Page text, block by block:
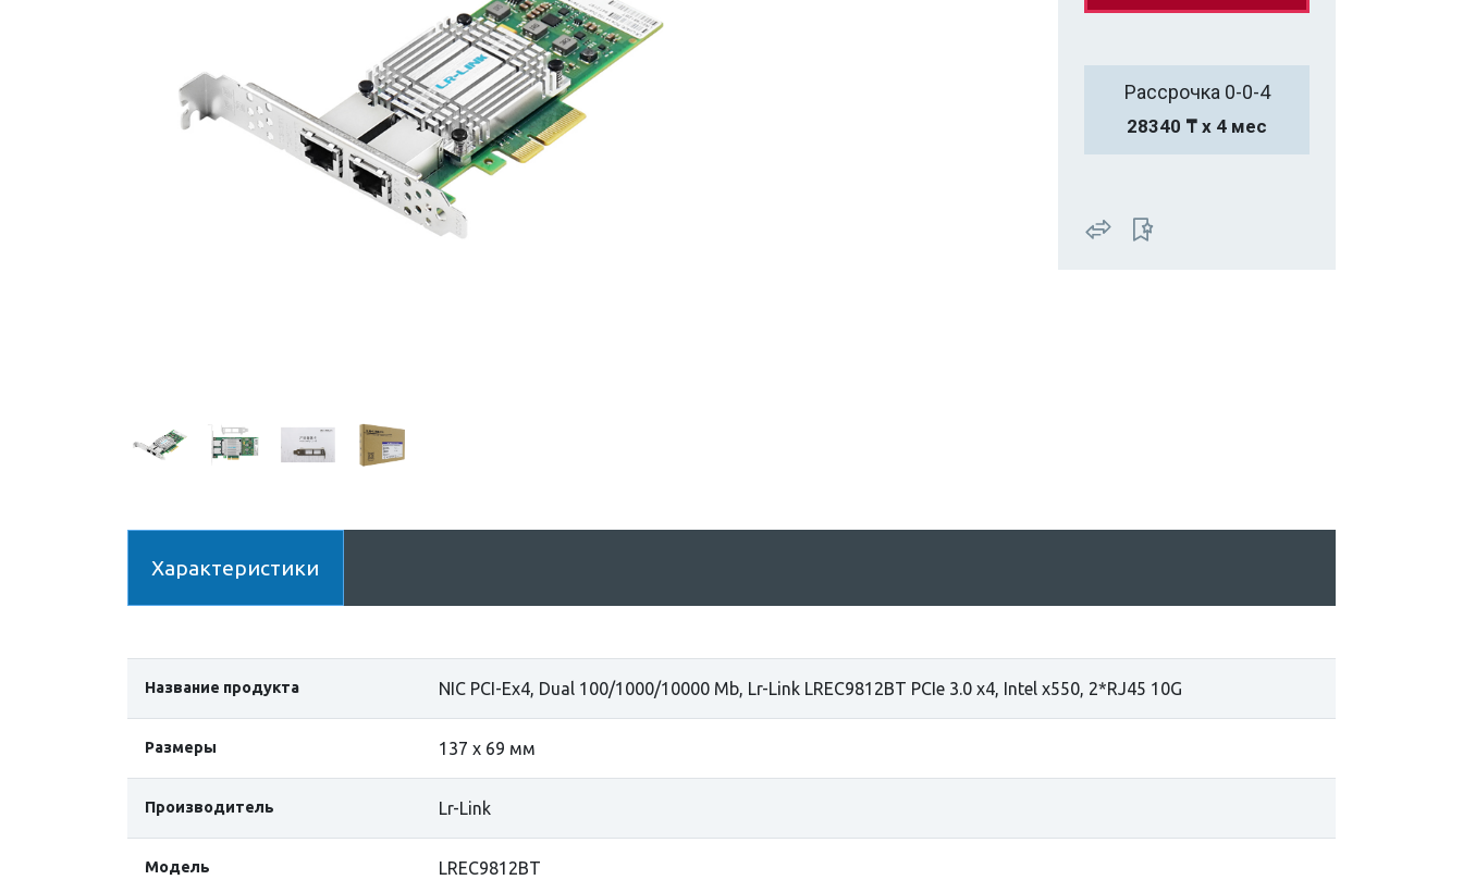
Рассрочка 0-0-4
28340 ₸ х 4 мес
Характеристики
Название продукта NIC PCI-Ex4, Dual 100/1000/10000 Mb, Lr-Link LREC9812BT PCIe 3.0 x4, Intel x550, 2*RJ45 10G
Размеры 137 х 69 мм
Производитель Lr-Link
Модель LREC9812BT